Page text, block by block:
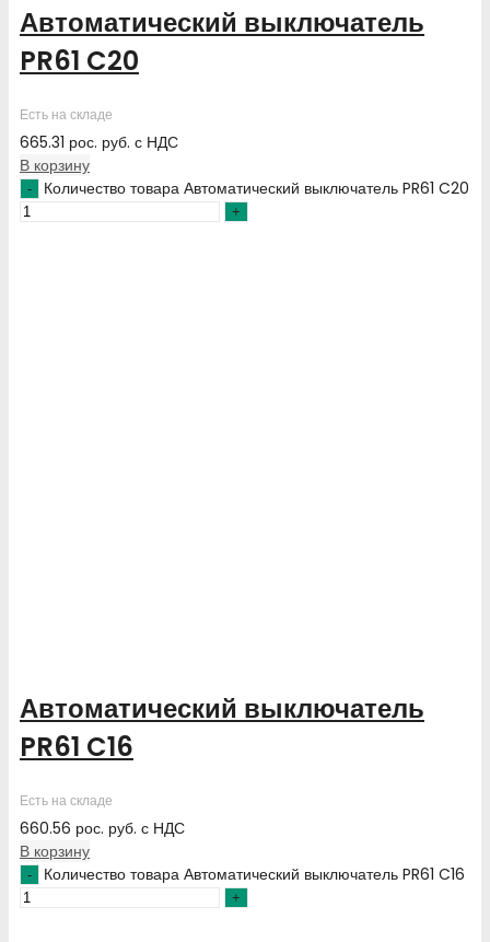
Автоматический выключатель
PR61 C20
Есть на складе
665.31 рос. руб. с НДС
В корзину
Количество товара Автоматический выключатель PR61 C20
Автоматический выключатель
PR61 C16
Есть на складе
660.56 рос. руб. с НДС
В корзину
Количество товара Автоматический выключатель PR61 C16